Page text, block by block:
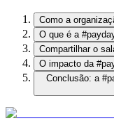
Como a
O que é a
Compartilhar o
O impacto da
Conclusão: a